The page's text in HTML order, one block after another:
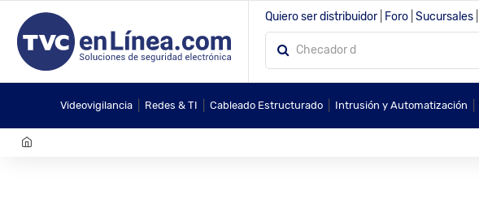
Quiero ser distribuidor Foro Sucursales
Videovigilancia Redes & TI Cableado Estructurado Intrusión y Automatización